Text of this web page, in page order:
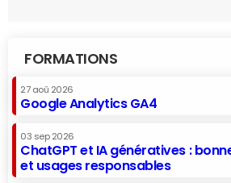
FORMATIONS
27 aoû 2026
Google Analytics GA4
03 sep 2026
ChatGPT et IA génératives :
et usages responsables